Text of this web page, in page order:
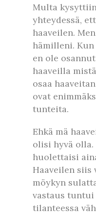
Multa
yhteydessä,
haaveilen.
hämilleni.
en ole
haaveilla
osaa
ovat
tunteita.
Ehkä mä
olisi hyvä
huolettaisi
Haaveilen siis
möykyn
vastaus tuntui
tilanteessa